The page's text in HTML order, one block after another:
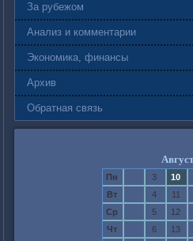
За рубежом
Анализ и комментарии
Экономика, финансы
Архив
Обратная связь
Август
Пн 3 10
Вт
4 11
Ср
5 12
Чт
6 13